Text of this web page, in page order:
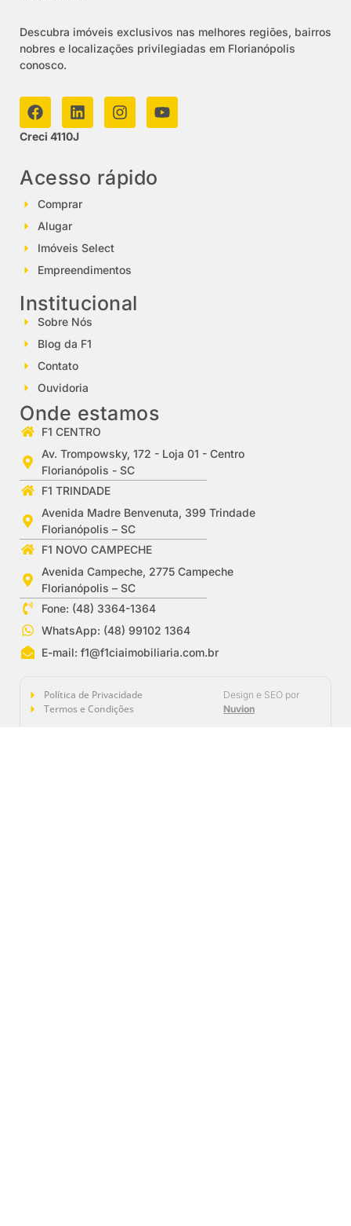
Descubra imóveis exclusivos nas melhores regiões, bairros
nobres e localizações privilegiadas em Florianópolis
conosco.
Creci 4110J
Acesso rápido
Comprar
Alugar
Imóveis Select
Empreendimentos
Institucional
Sobre Nós
Blog da F1
Contato
Ouvidoria
Onde estamos
F1 CENTRO
Av. Trompowsky, 172 - Loja 01 - Centro
Florianópolis - SC
F1 TRINDADE
Avenida Madre Benvenuta, 399 Trindade
Florianópolis – SC
F1 NOVO CAMPECHE
Avenida Campeche, 2775 Campeche
Florianópolis – SC
Fone: (48) 3364-1364
WhatsApp: (48) 99102 1364
E-mail:f1@f1ciaimobiliaria.com.br
Política de Privacidade
Termos e Condições
Design e SEO por
Nuvion